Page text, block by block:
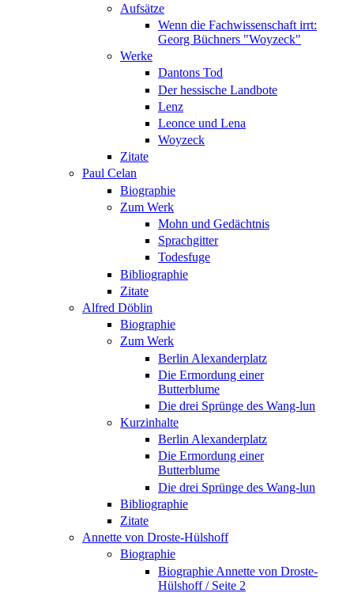
Aufsätze
Wenn die Fachwissenschaft irrt:
Georg Büchners "Woyzeck"
Werke
Dantons Tod
Der hessische Landbote
Lenz
Leonce und Lena
Woyzeck
Zitate
Paul Celan
Biographie
Zum Werk
Mohn und Gedächtnis
Sprachgitter
Todesfuge
Bibliographie
Zitate
Alfred Döblin
Biographie
Zum Werk
Berlin Alexanderplatz
Die Ermordung einer
Butterblume
Die drei Sprünge des Wang-lun
Kurzinhalte
Berlin Alexanderplatz
Die Ermordung einer
Butterblume
Die drei Sprünge des Wang-lun
Bibliographie
Zitate
Annette von Droste-Hülshoff
Biographie
Biographie Annette von Droste-
Hülshoff / Seite 2